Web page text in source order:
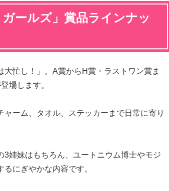
ールズ」賞品ラインナッ
忙し！」。A賞からH賞・ラストワン賞ま
場します。
ャーム、タオル、ステッカーまで日常に寄り
姉妹はもちろん、ユートニウム博士やモジ
にぎやかな内容です。